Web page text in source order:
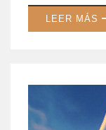
LEER MÁS